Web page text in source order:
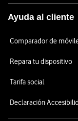
Ayuda al cliente
Comparador de
Repara tu dispositivo
Tarifa social
Declaración